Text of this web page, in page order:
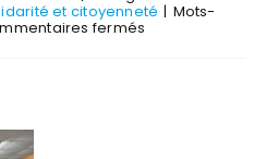
et citoyenneté | Mots-
fermés